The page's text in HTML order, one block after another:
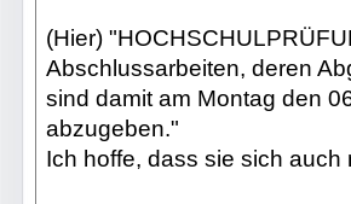
(Hier)
Abschlussarbeiten, deren
sind damit am Montag den
abzugeben."
Ich hoffe, dass sie sich auch